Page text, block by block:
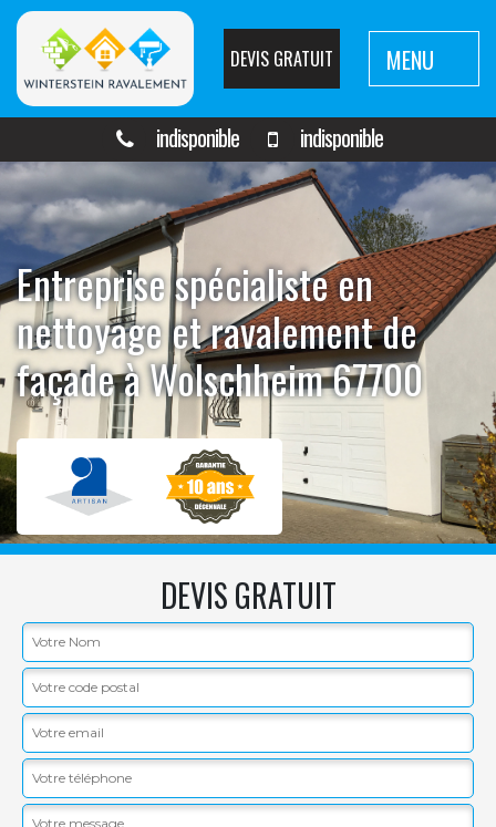
DEVIS GRATUIT MENU
indisponible indisponible
Entreprise spécialiste en
nettoyage et ravalement de
façade à Wolschheim 67700
DEVIS GRATUIT